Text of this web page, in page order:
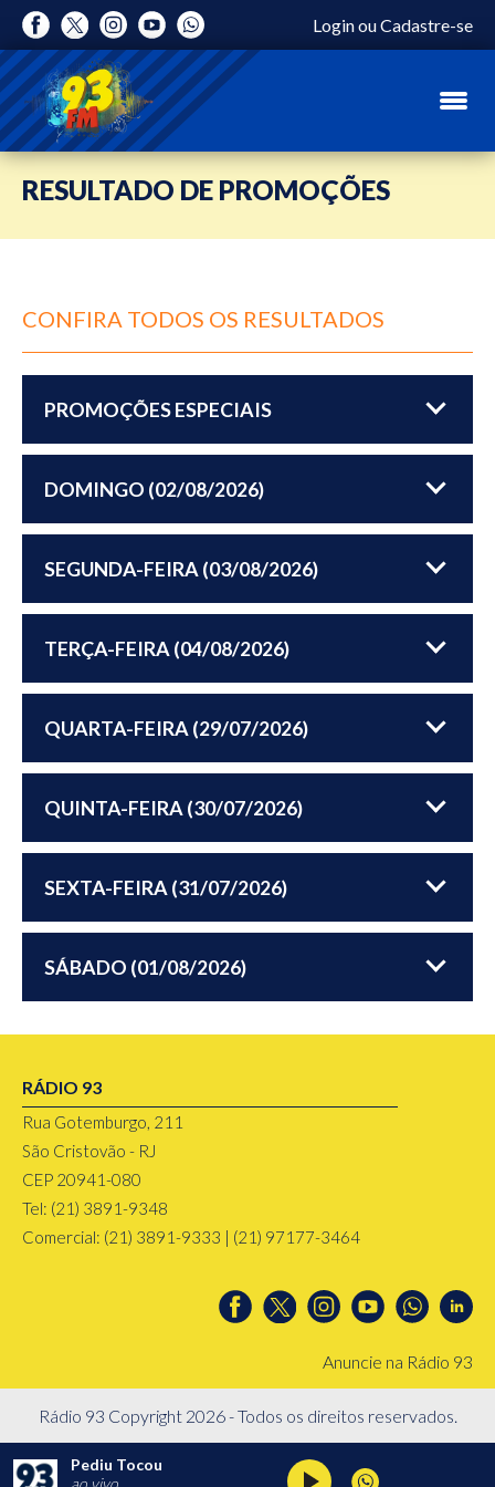
LoginouCadastre-se
RESULTADO DE PROMOÇÕES
CONFIRA TODOS OS RESULTADOS
PROMOÇÕES ESPECIAIS
DOMINGO (02/08/2026)
SEGUNDA-FEIRA (03/08/2026)
TERÇA-FEIRA (04/08/2026)
QUARTA-FEIRA (29/07/2026)
QUINTA-FEIRA (30/07/2026)
SEXTA-FEIRA (31/07/2026)
SÁBADO (01/08/2026)
RÁDIO 93
Rua Gotemburgo, 211
São Cristovão - RJ
CEP 20941-080
Tel: (21) 3891-9348
Comercial: (21) 3891-9333 | (21) 97177-3464
Anuncie na Rádio 93
Rádio 93 Copyright 2026 - Todos os direitos reservados.
Pediu Tocou
ao vivo